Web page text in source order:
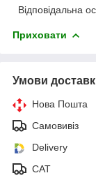
Відповідальна
Приховати
Умови
Нова Пошта
Самовивіз
Delivery
САТ